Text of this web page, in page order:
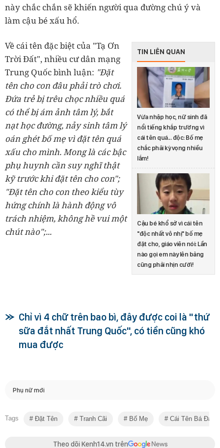
này chắc chắn sẽ khiến người qua đường chú ý và
làm cậu bé xấu hổ.
TIN LIÊN QUAN
Vừa nhập học, nữ sinh đã
nổi tiếng khắp trường vì
cái tên quá... độc: Bố mẹ
chắc phải kỳ vọng nhiều
lắm!
Cậu bé khổ sở vì cái tên
"độc nhất vô nhị" bố mẹ
đặt cho, giáo viên nói: Lần
nào gọi em này lên bảng
cũng phải nhịn cười!
Về cái tên đặc biệt của "Tạ Ơn
Trời Đất", nhiều cư dân mạng
Trung Quốc bình luận: "Đặt
tên cho con đâu phải trò chơi.
Đứa trẻ bị trêu chọc nhiều quá
có thể bị ám ảnh tâm lý, bắt
nạt học đường, nảy sinh tâm lý
oán ghét bố mẹ vì đặt tên quá
xấu cho mình. Mong là các bậc
phụ huynh cần suy nghĩ thật
kỹ trước khi đặt tên cho con";
"Đặt tên cho con theo kiểu tùy
hứng chính là hành động vô
trách nhiệm, không hề vui một
chút nào";...
Chỉ vì 4 chữ trên bao bì, đây được coi là "thứ
sữa đắt nhất Trung Quốc", có tiền cũng khó
mua được
Phụ nữ mới
Tags Đặt Tên Tranh Cãi Bố Mẹ Cái Tên Bá Đạo
Theo dõi Kenh14.vn trên